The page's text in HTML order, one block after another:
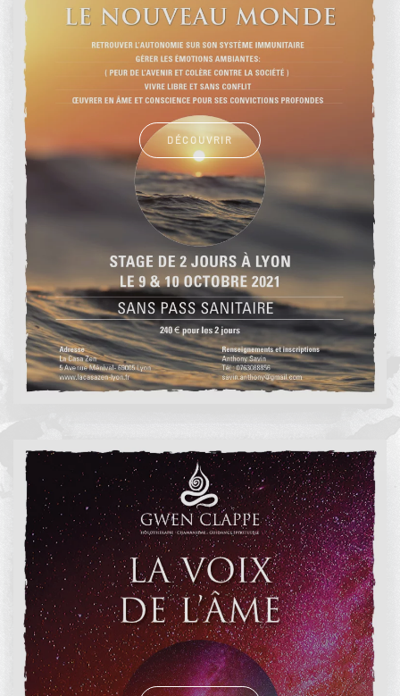
DÉCOUVRIR